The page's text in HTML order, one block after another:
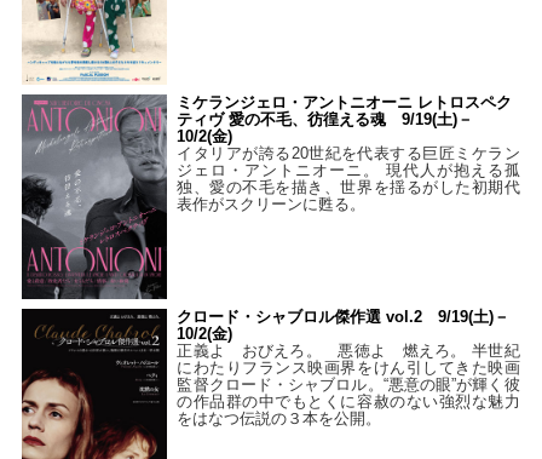
ミケランジェロ・アントニオーニ レトロスペク
ティヴ 愛の不毛、彷徨える魂 9/19(土)－
10/2(金)
イタリアが誇る20世紀を代表する巨匠ミケラン
ジェロ・アントニオーニ。 現代人が抱える孤
独、愛の不毛を描き、世界を揺るがした初期代
表作がスクリーンに甦る。
クロード・シャブロル傑作選 vol.2 9/19(土)－
10/2(金)
正義よ おびえろ。 悪徳よ 燃えろ。 半世紀
にわたりフランス映画界をけん引してきた映画
監督クロード・シャブロル。“悪意の眼”が輝く彼
の作品群の中でもとくに容赦のない強烈な魅力
をはなつ伝説の３本を公開。